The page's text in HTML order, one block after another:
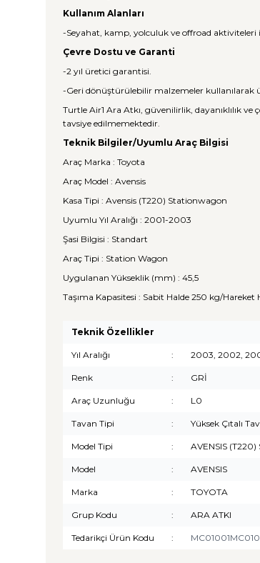
Kullanım Alanları
-Seyahat, kamp, yolculuk ve offroad aktiviteleri
Çevre Dostu ve Garanti
-2 yıl üretici garantisi.
-Geri dönüştürülebilir malzemeler kullanılarak
Turtle Air1 Ara Atkı, güvenilirlik, dayanıklılık
tavsiye edilmemektedir.
Teknik Bilgiler/Uyumlu Araç Bilgisi
Araç Marka : Toyota
Araç Model : Avensis
Kasa Tipi : Avensis (T220) Stationwagon
Uyumlu Yıl Aralığı : 2001-2003
Şasi Bilgisi : Standart
Araç Tipi : Station Wagon
Uygulanan Yükseklik (mm) : 45,5
Taşıma Kapasitesi : Sabit Halde 250 kg/Hareket
Teknik Özellikler
Yıl Aralığı : 2003, 2002,
Renk : GRİ
Araç Uzunluğu : L0
Tavan Tipi : Yüksek Çıtalı
Model Tipi : AVENSIS
Model : AVENSIS
Marka : TOYOTA
Grup Kodu : ARA ATKI
Tedarikçi Ürün Kodu :